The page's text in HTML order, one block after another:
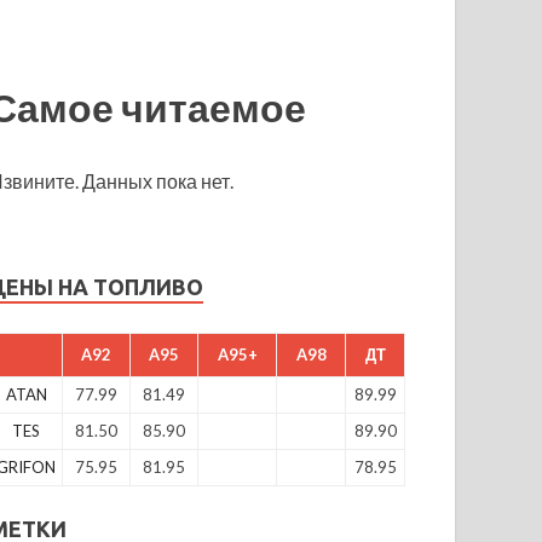
читаемое
Данных пока нет.
НА ТОПЛИВО
A92 A95 A95+ A98 ДТ
ATAN 77.99 81.49
89.99
TES
81.50 85.90
89.90
75.95 81.95 78.95